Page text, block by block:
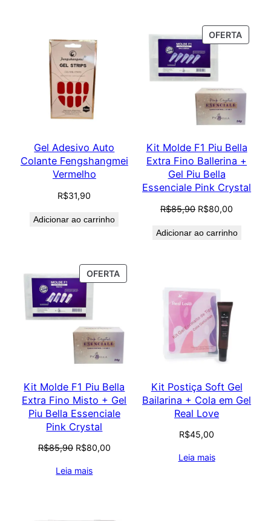
Gel Adesivo Auto
Colante Fengshangmei
Vermelho
R$31,90
Adicionar ao carrinho
OFERTA
EM
Kit Molde F1 Piu Bella
Extra Fino Ballerina +
Gel Piu Bella
Essenciale Pink Crystal
R$85,90 O
original
R$80,00
atual
Adicionar ao carrinho
OFERTA
EM
Kit Molde F1 Piu Bella
Extra Fino Misto + Gel
Piu Bella Essenciale
Pink Crystal
R$85,90 O
original
R$80,00O
Leia mais
Kit Postiça Soft Gel
Bailarina + Cola em Gel
Real Love
R$45,00
Leia mais